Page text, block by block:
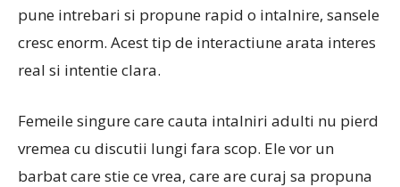
pune intrebari si propune rapid o intalnire, sansele
cresc enorm. Acest tip de interactiune arata interes
real si intentie clara.
Femeile singure care cauta intalniri adulti nu pierd
vremea cu discutii lungi fara scop. Ele vor un
barbat care stie ce vrea, care are curaj sa propuna